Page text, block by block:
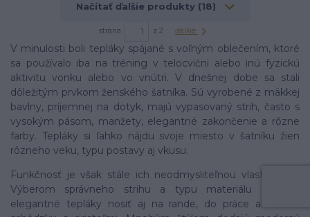
Načítať ďalšie produkty (18)
strana z 2 ďalšie
V minulosti boli tepláky spájané s voľným oblečením, ktoré
sa používalo iba na tréning v telocvični alebo inú fyzickú
aktivitu vonku alebo vo vnútri. V dnešnej dobe sa stali
dôležitým prvkom ženského šatníka. Sú vyrobené z mäkkej
bavlny, príjemnej na dotyk, majú vypasovaný strih, často s
vysokým pásom, manžety, elegantné zakončenie a rôzne
farby. Tepláky si ľahko nájdu svoje miesto v šatníku žien
rôzneho veku, typu postavy aj vkusu.
Funkčnosť je však stále ich neodmysliteľnou vlastnosťou.
Výberom správneho strihu a typu materiálu môžete
elegantné tepláky nosiť aj na rande, do práce alebo na